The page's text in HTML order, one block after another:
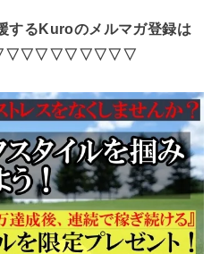
するKuroのメルマガ登録は